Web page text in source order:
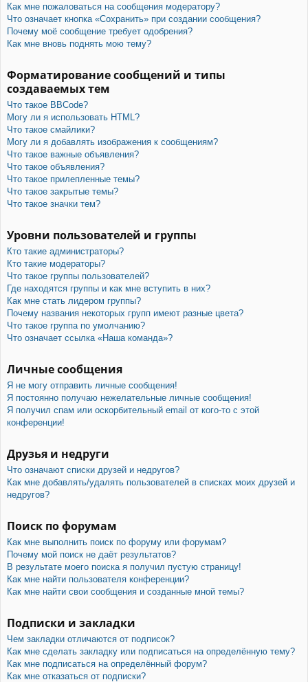
Как мне пожаловаться на сообщения модератору?
Что означает кнопка «Сохранить» при создании сообщения?
Почему моё сообщение требует одобрения?
Как мне вновь поднять мою тему?
Форматирование сообщений и типы
создаваемых тем
Что такое BBCode?
Могу ли я использовать HTML?
Что такое смайлики?
Могу ли я добавлять изображения к сообщениям?
Что такое важные объявления?
Что такое объявления?
Что такое прилепленные темы?
Что такое закрытые темы?
Что такое значки тем?
Уровни пользователей и группы
Кто такие администраторы?
Кто такие модераторы?
Что такое группы пользователей?
Где находятся группы и как мне вступить в них?
Как мне стать лидером группы?
Почему названия некоторых групп имеют разные цвета?
Что такое группа по умолчанию?
Что означает ссылка «Наша команда»?
Личные сообщения
Я не могу отправить личные сообщения!
Я постоянно получаю нежелательные личные сообщения!
Я получил спам или оскорбительный email от кого-то с этой
конференции!
Друзья и недруги
Что означают списки друзей и недругов?
Как мне добавлять/удалять пользователей в списках моих друзей и
недругов?
Поиск по форумам
Как мне выполнить поиск по форуму или форумам?
Почему мой поиск не даёт результатов?
В результате моего поиска я получил пустую страницу!
Как мне найти пользователя конференции?
Как мне найти свои сообщения и созданные мной темы?
Подписки и закладки
Чем закладки отличаются от подписок?
Как мне сделать закладку или подписаться на определённую тему?
Как мне подписаться на определённый форум?
Как мне отказаться от подписки?